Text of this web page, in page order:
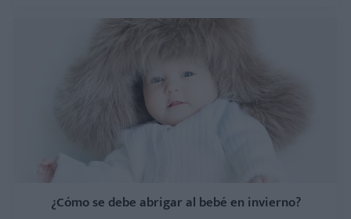
¿Cómo se debe abrigar al bebé en invierno?